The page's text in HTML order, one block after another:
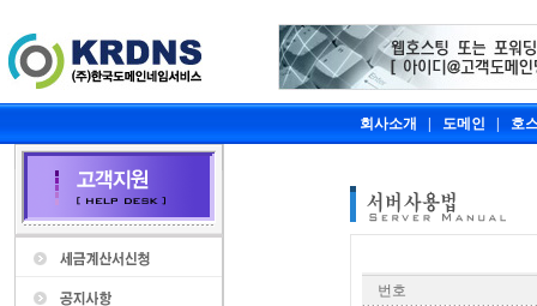
회사소개 도메인 호
번호